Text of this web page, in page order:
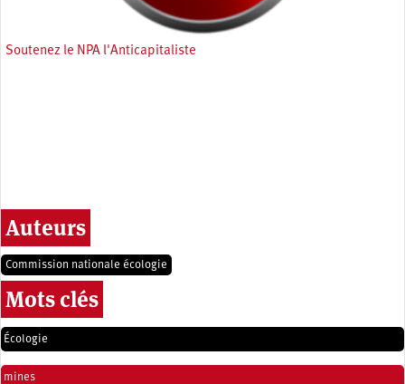
Soutenez le NPA l'Anticapitaliste
Auteurs
Commission nationale écologie
Mots clés
Écologie
mines